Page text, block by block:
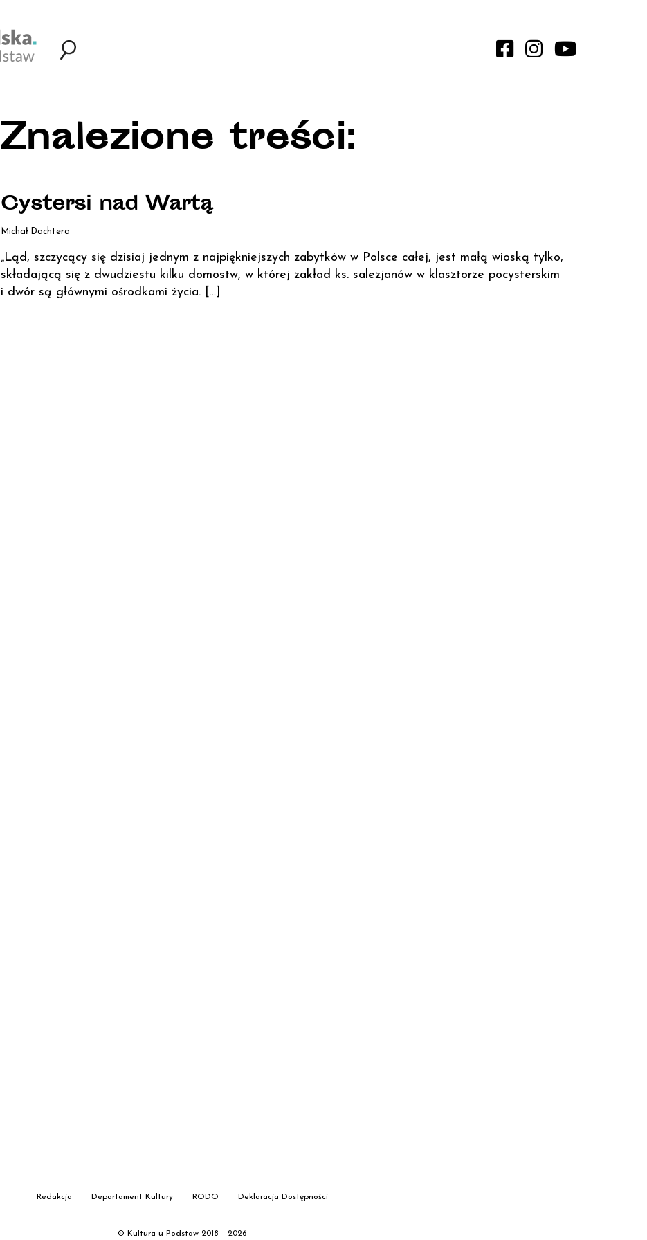
Znalezione treści:
Cystersi nad Wartą
Michał Dachtera
„Ląd, szczycący się dzisiaj jednym z najpiękniejszych zabytków w Polsce całej, jest małą wioską tylko,
składającą się z dwudziestu kilku domostw, w której zakład ks. salezjanów w klasztorze pocysterskim
i dwór są głównymi ośrodkami życia. […]
Redakcja Departament Kultury RODO Deklaracja Dostępności
© Kultura u Podstaw 2018 – 2026